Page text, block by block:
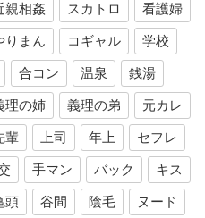
親相姦 スカトロ 看護婦
りまん コギャル 学校
合コン 温泉 銭湯
理の姉 義理の弟 元カレ
輩 上司 年上 セフレ
手マン バック キス
頭 谷間 陰毛 ヌード